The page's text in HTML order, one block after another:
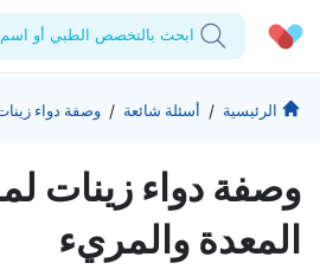
ابحث بالتخصص الطبي أو
الحساب الشخصي
الوصفات الطبية
اختبارات المعمل
الشركة
للمنشآت
المقالات الطبية
الرئيسية / أسئلة شائعة / وصفة دواء
وصفة دواء زينات
المعدة والمريء